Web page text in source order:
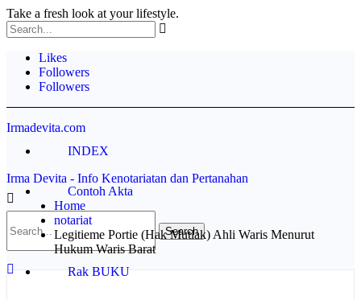
Take a fresh look at your lifestyle.
Likes
Followers
Followers
Irmadevita.com
INDEX
Contoh Akta
Pertanahan
Rak BUKU
Irma Devita - Info Kenotariatan dan Pertanahan
Home
notariat
Legitieme Portie (Hak Mutlak) Ahli Waris Menurut
Hukum Waris Barat